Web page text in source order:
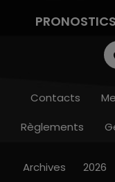
7h00
PRONOSTICS
Contacts
Règlements
Archives 2026